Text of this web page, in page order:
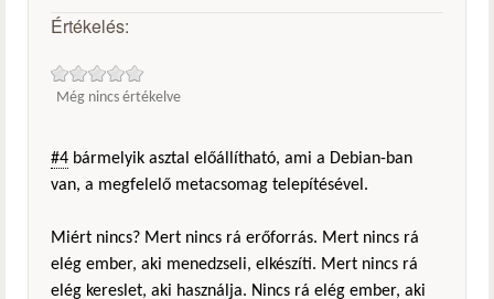
Értékelés:
Még nincs értékelve
#4 bármelyik asztal előállítható, ami a Debian-ban
van, a megfelelő metacsomag telepítésével.
Miért nincs? Mert nincs rá erőforrás. Mert nincs rá
elég ember, aki menedzseli, elkészíti. Mert nincs rá
elég kereslet, aki használja. Nincs rá elég ember, aki